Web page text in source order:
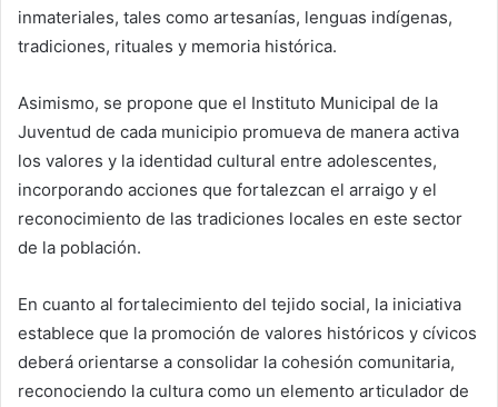
inmateriales, tales como artesanías, lenguas indígenas,
tradiciones, rituales y memoria histórica.
Asimismo, se propone que el Instituto Municipal de la
Juventud de cada municipio promueva de manera activa
los valores y la identidad cultural entre adolescentes,
incorporando acciones que fortalezcan el arraigo y el
reconocimiento de las tradiciones locales en este sector
de la población.
En cuanto al fortalecimiento del tejido social, la iniciativa
establece que la promoción de valores históricos y cívicos
deberá orientarse a consolidar la cohesión comunitaria,
reconociendo la cultura como un elemento articulador de